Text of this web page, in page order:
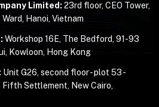
Limited: 23rd floor, CEO Tower,
Hanoi, Vietnam
Workshop 16E, The Bedford, 91-93
Kowloon, Hong Kong
Unit G26, second floor - plot 53 -
Settlement, New Cairo,